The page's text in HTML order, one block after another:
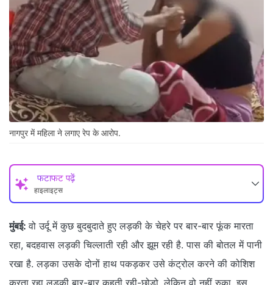
नागपुर में महिला ने लगाए रेप के आरोप.
फटाफट पढ़ें
हाइलाइट्स
मुंबई: वो उर्दू में कुछ बुदबुदाते हुए लड़की के चेहरे पर बार-बार फूंक मारता
रहा, बदहवास लड़की चिल्लाती रही और झूम रही है. पास की बोतल में पानी
रखा है. लड़का उसके दोनों हाथ पकड़कर उसे कंट्रोल करने की कोशिश